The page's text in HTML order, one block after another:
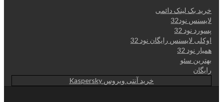
خرید بک لینک دائمی
لایسنس نود32
پسورد نود 32
اوکلی لایسنس رایگان نود 32
همیار نود 32
بهترین سئو
رایگان
خرید آنتی ویروس Kaspersky